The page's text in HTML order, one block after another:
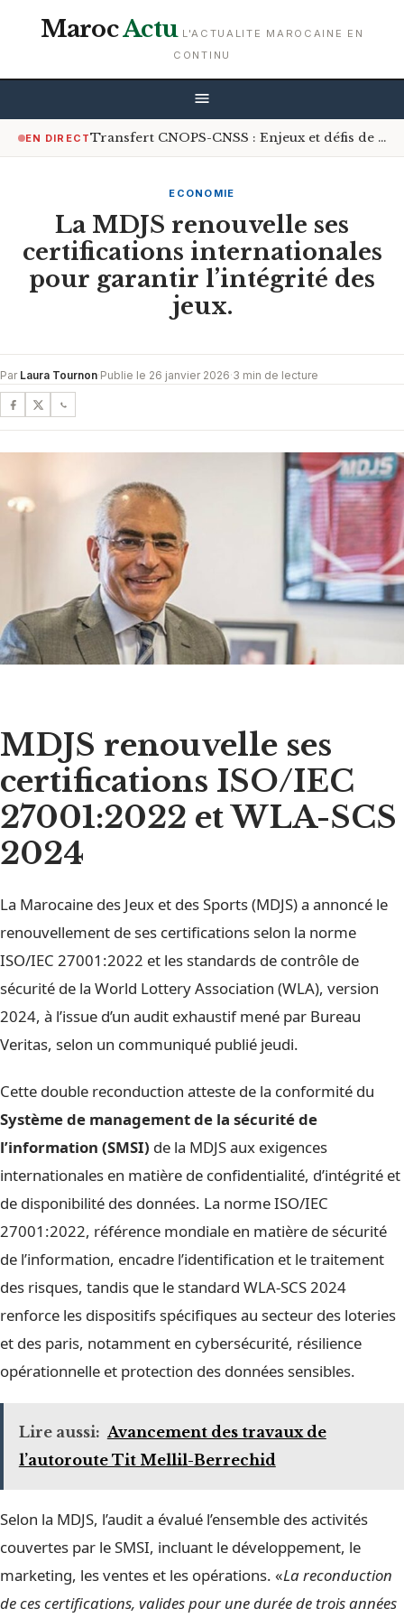
MarocActu L'ACTUALITE MAROCAINE EN
CONTINU
EN DIRECT Transfert CNOPS-CNSS : Enjeux et défis de la couverture médicale universelle
ECONOMIE
La MDJS renouvelle ses
certifications internationales
pour garantir l’intégrité des
jeux.
Par Laura Tournon·Publie le 26 janvier 2026·3 min de lecture
MDJS renouvelle ses
certifications ISO/IEC
27001:2022 et WLA-SCS
2024
La Marocaine des Jeux et des Sports (MDJS) a annoncé le
renouvellement de ses certifications selon la norme
ISO/IEC 27001:2022 et les standards de contrôle de
sécurité de la World Lottery Association (WLA), version
2024, à l’issue d’un audit exhaustif mené par Bureau
Veritas, selon un communiqué publié jeudi.
Cette double reconduction atteste de la conformité du
Système de management de la sécurité de
l’information (SMSI) de la MDJS aux exigences
internationales en matière de confidentialité, d’intégrité et
de disponibilité des données. La norme ISO/IEC
27001:2022, référence mondiale en matière de sécurité
de l’information, encadre l’identification et le traitement
des risques, tandis que le standard WLA-SCS 2024
renforce les dispositifs spécifiques au secteur des loteries
et des paris, notamment en cybersécurité, résilience
opérationnelle et protection des données sensibles.
Lire aussi: Avancement des travaux de
l’autoroute Tit Mellil-Berrechid
Selon la MDJS, l’audit a évalué l’ensemble des activités
couvertes par le SMSI, incluant le développement, le
marketing, les ventes et les opérations. «La reconduction
de ces certifications, valides pour une durée de trois années